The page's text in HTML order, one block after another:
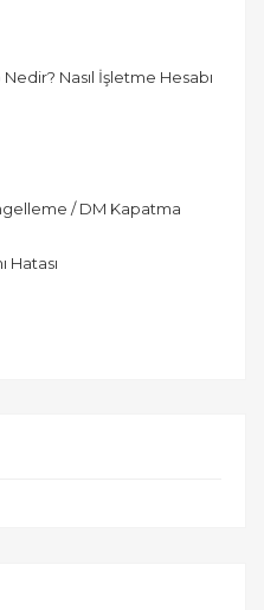
Nasıl İşletme Hesabı
/ DM Kapatma
Hatası